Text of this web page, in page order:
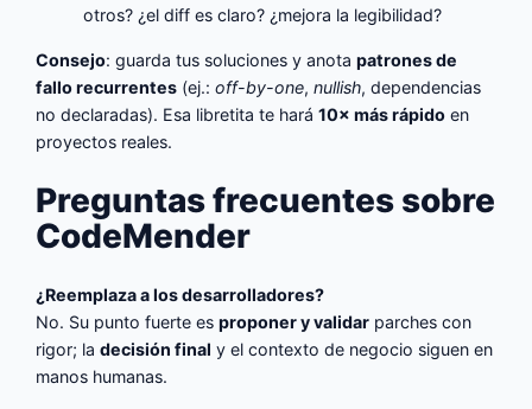
otros? ¿el diff es claro? ¿mejora la legibilidad?
Consejo: guarda tus soluciones y anotapatrones de
fallo recurrentes (ej.:off-by-one,nullish, dependencias
no declaradas). Esa libretita te hará10× más rápido en
proyectos reales.
Preguntas frecuentes sobre
CodeMender
¿Reemplaza a los desarrolladores?
No. Su punto fuerte esproponer y validar parches con
rigor; ladecisión final y el contexto de negocio siguen en
manos humanas.